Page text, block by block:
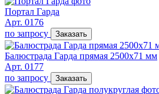
Портал Гарда
Арт. 0176
по запросу
Заказать
Балюстрада Гарда прямая 2500х71 мм
Арт. 0177
по запросу
Заказать